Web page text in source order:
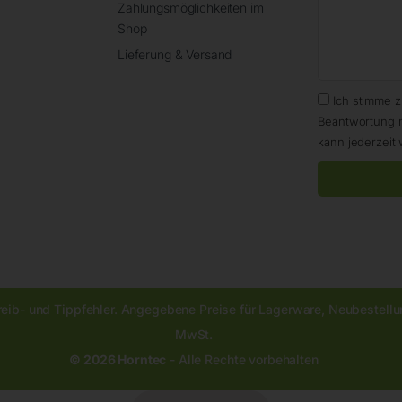
Zahlungsmöglichkeiten im
Shop
Lieferung & Versand
Ich stimme
Beantwortung
kann jederzeit
und Tippfehler. Angegebene Preise für Lagerware,
MwSt.
© 2026 Horntec - Alle Rechte vorbehalten